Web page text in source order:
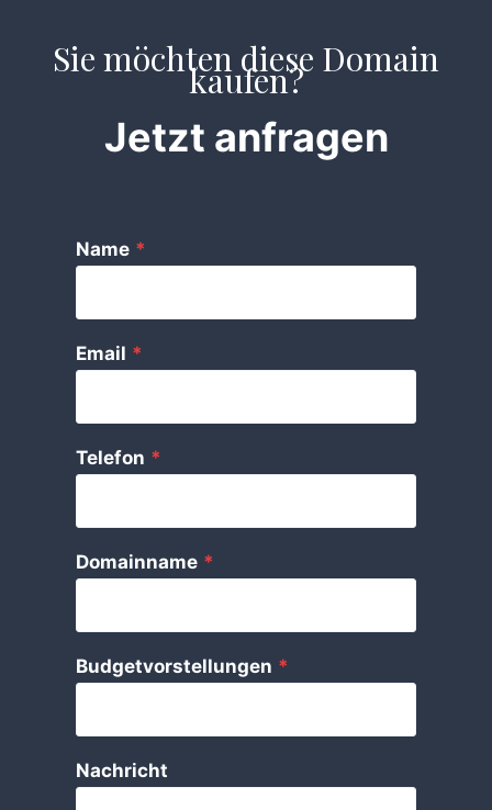
Sie möchten diese Domain
kaufen?
Jetzt anfragen
Name *
Email *
Telefon *
Domainname *
Budgetvorstellungen *
Nachricht